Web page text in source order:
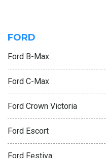
FORD
Ford B-Max
Ford C-Max
Ford Crown Victoria
Ford Escort
Ford Festiva